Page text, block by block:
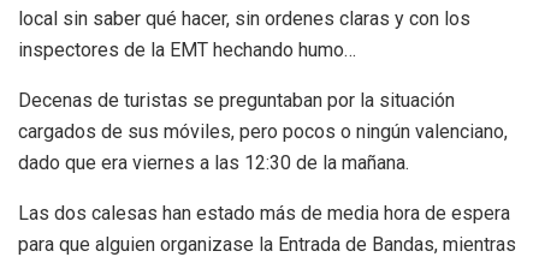
local sin saber qué hacer, sin ordenes claras y con los
inspectores de la EMT hechando humo…
Decenas de turistas se preguntaban por la situación
cargados de sus móviles, pero pocos o ningún valenciano,
dado que era viernes a las 12:30 de la mañana.
Las dos calesas han estado más de media hora de espera
para que alguien organizase la Entrada de Bandas, mientras